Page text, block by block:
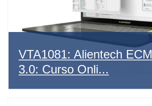
VTA1081: Alientech
3.0: Curso Onli...